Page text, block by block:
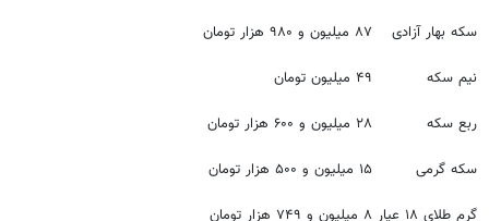
سکه بهار آزادی ۸۷ میلیون و ۹۸۰ هزار تومان
نیم سکه ۴۹ میلیون تومان
ربع سکه ۲۸ میلیون و ۶۰۰ هزار تومان
سکه گرمی ۱۵ میلیون و ۵۰۰ هزار تومان
گرم طلای ۱۸ عیار ۸ میلیون و ۷۴۹ هزار تومان